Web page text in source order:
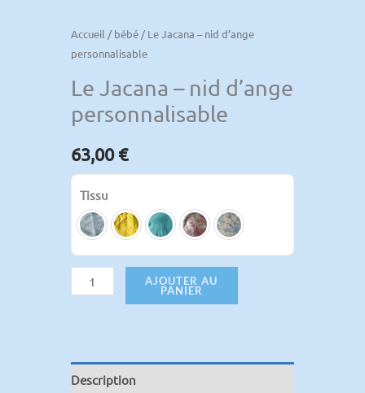
Accueil / bébé/ Le Jacana – nid d’ange
personnalisable
Le Jacana – nid d’ange
personnalisable
63,00€
Tissu
AJOUTER AU
PANIER
Description